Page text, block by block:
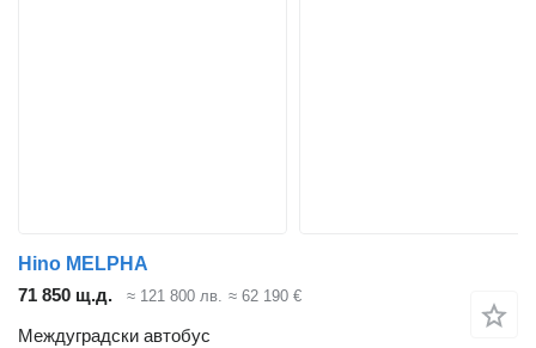
Hino MELPHA
71 850 щ.д.
≈ 121 800 лв. ≈ 62 190 €
Междуградски автобус